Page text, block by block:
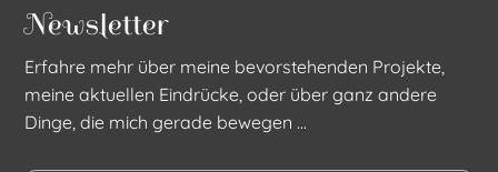
Newsletter
Erfahre mehr über meine bevorstehenden Projekte,
meine aktuellen Eindrücke, oder über ganz andere
Dinge, die mich gerade bewegen ...